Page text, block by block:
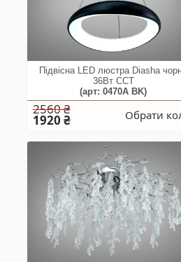
Підвісна LED люстра Diasha
36Вт CCT
(арт: 0470A BK)
2560 ₴
1920 ₴ Обрати